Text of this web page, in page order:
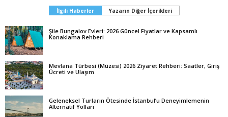
İlgili Haberler Yazarın Diğer İçerikleri
Şile Bungalov Evleri: 2026 Güncel Fiyatlar ve Kapsamlı
Konaklama Rehberi
Mevlana Türbesi (Müzesi) 2026 Ziyaret Rehberi: Saatler, Giriş
Ücreti ve Ulaşım
Geleneksel Turların Ötesinde İstanbul’u Deneyimlemenin
Alternatif Yolları